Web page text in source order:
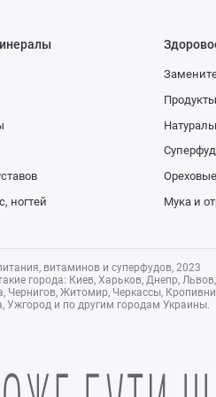
ногтей
Мука и
витаминов и суперфудов, 2023
города: Киев, Харьков, Днепр,
Чернигов, Житомир, Черкассы,
Ужгород и по другим городам Украины.